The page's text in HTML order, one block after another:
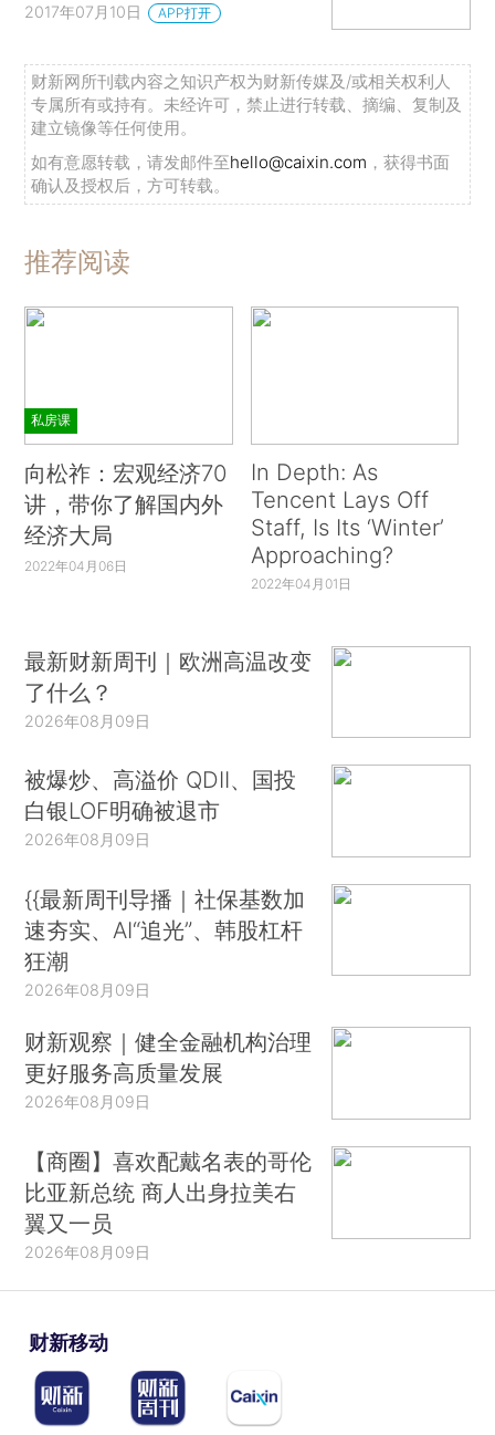
2017年07月10日 APP打开
财新网所刊载内容之知识产权为财新传媒及/或相关权利人
专属所有或持有。未经许可，禁止进行转载、摘编、复制及
建立镜像等任何使用。
如有意愿转载，请发邮件至hello@caixin.com ，获得书面
确认及授权后，方可转载。
推荐阅读
私房课
向松祚：宏观经济70
讲，带你了解国内外
经济大局
2022年04月06日
In Depth: As
Tencent Lays Off
Staff, Is Its ‘Winter’
Approaching?
2022年04月01日
最新财新周刊｜欧洲高温改变
了什么？
2026年08月09日
被爆炒、高溢价 QDII、国投
白银LOF明确被退市
2026年08月09日
{{最新周刊导播｜社保基数加
速夯实、AI“追光”、韩股杠杆
狂潮
2026年08月09日
财新观察｜健全金融机构治理
更好服务高质量发展
2026年08月09日
【商圈】喜欢配戴名表的哥伦
比亚新总统 商人出身拉美右
翼又一员
2026年08月09日
财新移动